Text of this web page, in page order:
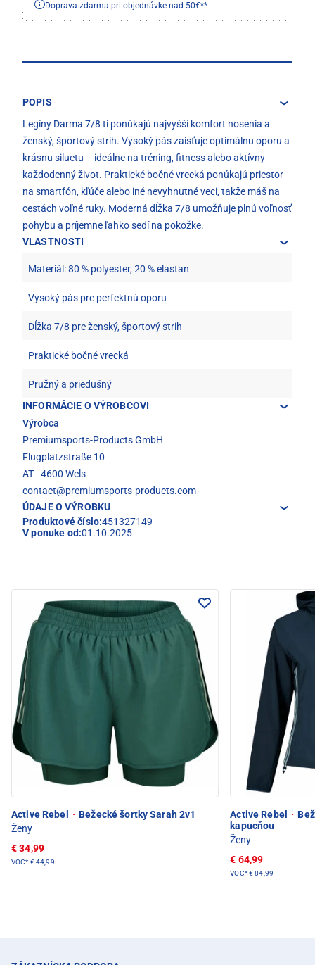
Doprava zdarma pri objednávke nad 50€**
POPIS
Legíny Darma 7/8 ti ponúkajú najvyšší komfort nosenia a
ženský, športový strih. Vysoký pás zaisťuje optimálnu oporu a
krásnu siluetu – ideálne na tréning, fitness alebo aktívny
každodenný život. Praktické bočné vrecká ponúkajú priestor
na smartfón, kľúče alebo iné nevyhnutné veci, takže máš na
cestách voľné ruky. Moderná dĺžka 7/8 umožňuje plnú voľnosť
pohybu a príjemne ľahko sedí na pokožke.
VLASTNOSTI
Materiál: 80 % polyester, 20 % elastan
Vysoký pás pre perfektnú oporu
Dĺžka 7/8 pre ženský, športový strih
Praktické bočné vrecká
Pružný a priedušný
INFORMÁCIE O VÝROBCOVI
Výrobca
Premiumsports-Products GmbH
Flugplatzstraße 10
AT - 4600 Wels
contact@premiumsports-products.com
ÚDAJE O VÝROBKU
Produktové číslo:451327149
V ponuke od:01.10.2025
Active Rebel · Bežecké šortky Sarah 2v1
Ženy
€ 34,99
VOC* € 44,99
Active Rebel ·
kapucňou
Ženy
€ 64,99
VOC*€ 84,99